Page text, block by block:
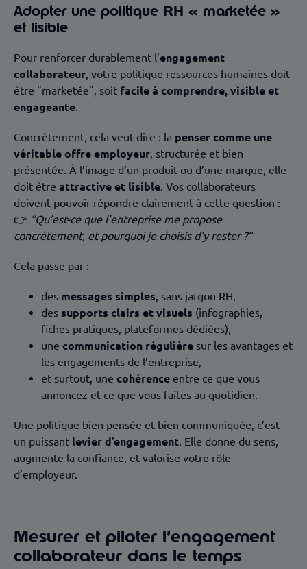
Adopter une politique RH « marketée »
et lisible
Pour renforcer durablement l’engagement
collaborateur, votre politique ressources humaines doit
être "marketée", soit facile à comprendre, visible et
engageante.
Concrètement, cela veut dire : la penser comme une
véritable offre employeur, structurée et bien
présentée. À l’image d’un produit ou d’une marque, elle
doit être attractive et lisible. Vos collaborateurs
doivent pouvoir répondre clairement à cette question :
👉 “Qu’est-ce que l’entreprise me propose
concrètement, et pourquoi je choisis d’y rester ?”
Cela passe par :
des messages simples, sans jargon RH,
des supports clairs et visuels (infographies,
fiches pratiques, plateformes dédiées),
une communication régulière sur les avantages et
les engagements de l’entreprise,
et surtout, une cohérence entre ce que vous
annoncez et ce que vous faites au quotidien.
Une politique bien pensée et bien communiquée, c’est
un puissant levier d’engagement. Elle donne du sens,
augmente la confiance, et valorise votre rôle
d’employeur.
Mesurer et piloter l’engagement
collaborateur dans le temps